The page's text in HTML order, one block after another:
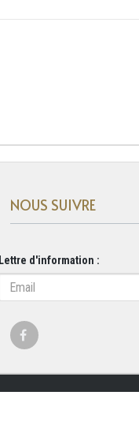
NOUS SUIVRE
Lettre d'information :